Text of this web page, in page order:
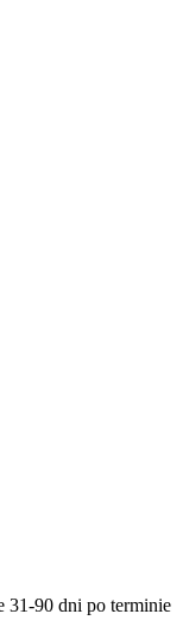
31-90 dni po terminie